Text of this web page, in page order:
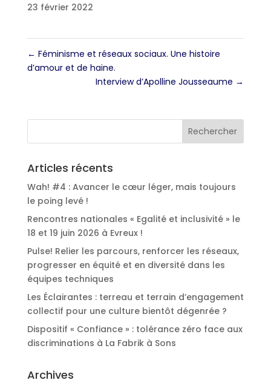
23 février 2022
← Féminisme et réseaux sociaux. Une histoire
d’amour et de haine.
Interview d’Apolline Jousseaume →
Articles récents
Wah! #4 : Avancer le cœur léger, mais toujours
le poing levé !
Rencontres nationales « Egalité et inclusivité » le
18 et 19 juin 2026 à Evreux !
Pulse! Relier les parcours, renforcer les réseaux,
progresser en équité et en diversité dans les
équipes techniques
Les Éclairantes : terreau et terrain d’engagement
collectif pour une culture bientôt dégenrée ?
Dispositif « Confiance » : tolérance zéro face aux
discriminations à La Fabrik à Sons
Archives